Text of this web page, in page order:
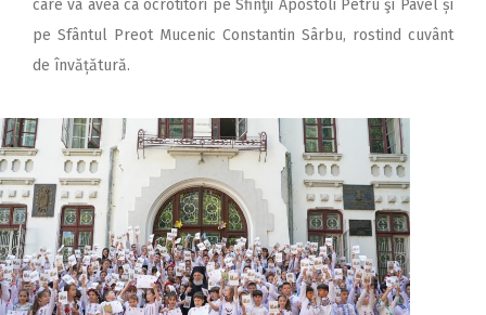
care va avea ca ocrotitori pe Sfinţii Apostoli Petru şi Pavel și
pe Sfântul Preot Mucenic Constantin Sârbu, rostind cuvânt
de învățătură.